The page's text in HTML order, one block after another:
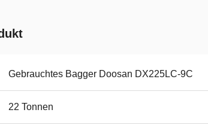
Gebrauchtes Bagger Doosan DX225LC-9C
22 Tonnen